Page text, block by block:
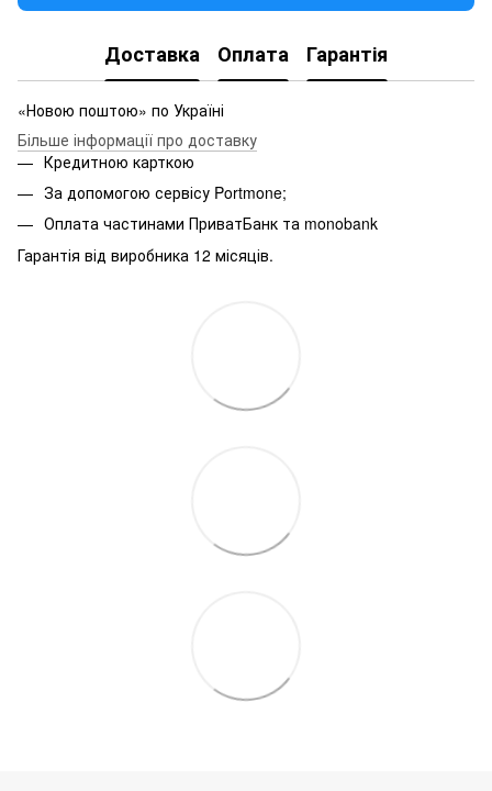
Доставка Оплата Гарантія
«Новою поштою» по Україні
Більше інформації про доставку
Кредитною карткою
За допомогою сервісу Portmone;
Оплата частинами ПриватБанк та monobank
Гарантія від виробника 12 місяців.